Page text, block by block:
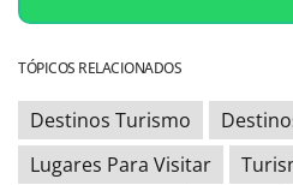
TÓPICOS RELACIONADOS
Destinos Turismo
Lugares Para Visitar